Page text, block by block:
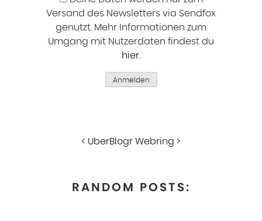
Versand des Newsletters via Sendfox
genutzt. Mehr Informationen zum
Umgang mit Nutzerdaten findest du
hier
Anmelden
< UberBlogr Webring >
RANDOM POSTS: